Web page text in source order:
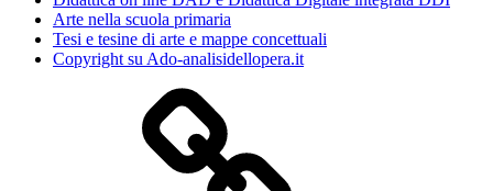
Arte nella scuola primaria
Tesi e tesine di arte e mappe concettuali
Copyright su Ado-analisidellopera.it